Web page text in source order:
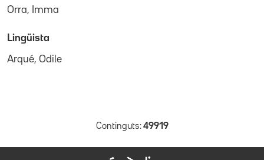
Orra, Imma
Lingüista
Arqué, Odile
Continguts: 49919